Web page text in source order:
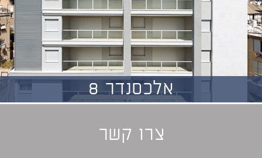
אלכסנדר 8
צרו קשר